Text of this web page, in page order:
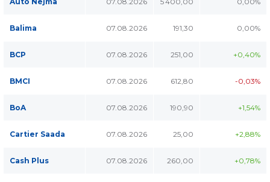
Balima 07.08.2026 191,30 0,00%
BCP 07.08.2026 251,00 +0,40%
BMCI 07.08.2026 612,80 -0,03%
BoA 07.08.2026 190,90 +1,54%
Cartier Saada 07.08.2026 25,00 +2,88%
Cash Plus 07.08.2026 260,00 +0,78%